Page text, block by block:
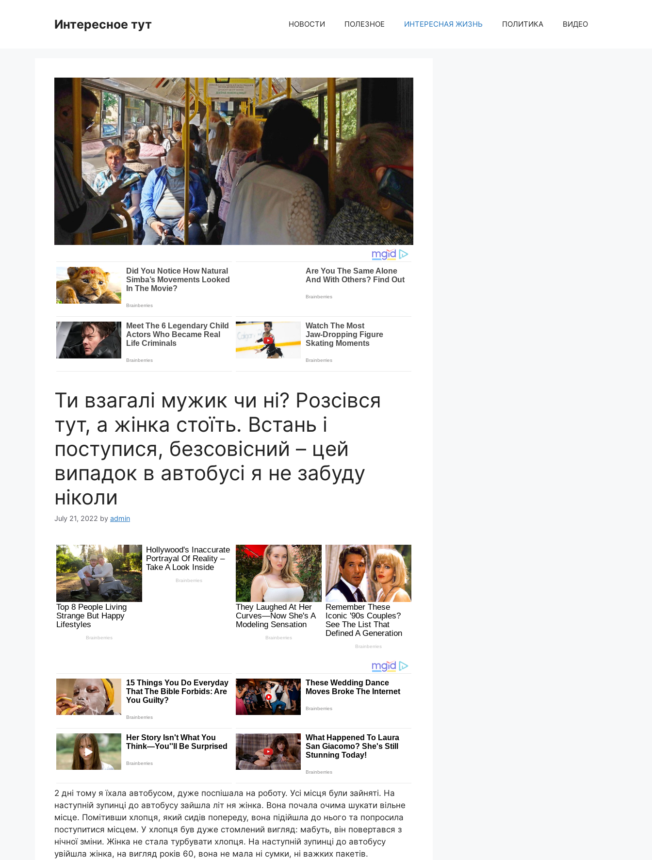
Интересное тут НОВОСТИ ПОЛЕЗНОЕ ИНТЕРЕСНАЯ ЖИЗНЬ ПОЛИТИКА ВИДЕО
Ти взагалі мужик чи ні? Розсівся
тут, а жінка стоїть. Встань і
поступися, безсовісний – цей
випадок в автобусі я не забуду
ніколи
July 21, 2022 by admin
2 дні тому я їхала автобусом, дуже поспішала на роботу. Усі місця були зайняті. На
наступній зупинці до автобусу зайшла літ ня жінка. Вона почала очима шукати вільне
місце. Помітивши хлопця, який сидів попереду, вона підійшла до нього та попросила
поступитися місцем. У хлопця був дуже стомлений вигляд: мабуть, він повертався з
нічної зміни. Жінка не стала турбувати хлопця. На наступній зупинці до автобусу
увійшла жінка, на вигляд років 60, вона не мала ні сумки, ні важких пакетів.